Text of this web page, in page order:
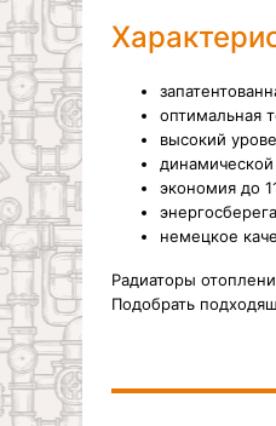
оптимальная
высокий
экономия до
немецкое
Радиаторы
Подобрать